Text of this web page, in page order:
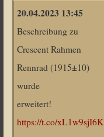
20.04.2023 13:45
Beschreibung zu
Crescent Rahmen
Rennrad (1915±10)
wurde
erweitert!
https://t.co/xL1w9sjI6K